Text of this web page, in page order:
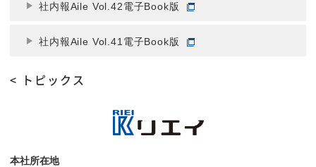
社内報Aile Vol.42電子Book版
社内報Aile Vol.41電子Book版
< トピックス
本社所在地